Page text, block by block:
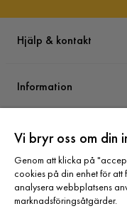
Hjälp & kontakt
Information
Varumärken
Sortiment
Vi bryr oss om din
Genom att klicka på
cookies på din enhet för
analysera webbplatsens
marknadsföringsåtgärder.